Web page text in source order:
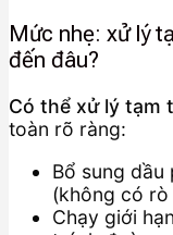
Mức nhẹ: xử lý
đến đâu?
Có thể xử lý tạm
toàn rõ ràng:
Bổ sung dầu
(không có rò
Chạy giới